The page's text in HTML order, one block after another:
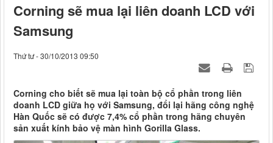
Corning sẽ mua lại liên doanh LCD với
Samsung
Thứ tư - 30/10/2013 09:50
Corning cho biết sẽ mua lại toàn bộ cổ phần trong liên
doanh LCD giữa họ với Samsung, đổi lại hãng công nghệ
Hàn Quốc sẽ có được 7,4% cổ phần trong hãng chuyên
sản xuất kính bảo vệ màn hình Gorilla Glass.